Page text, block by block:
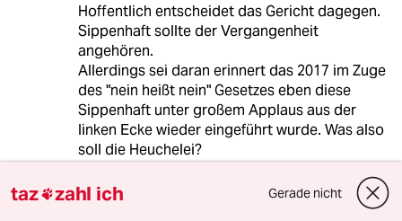
Hoffentlich entscheidet das Gericht dagegen.
Sippenhaft sollte der Vergangenheit
angehören.
Allerdings sei daran erinnert das 2017 im Zuge
des "nein heißt nein" Gesetzes eben diese
Sippenhaft unter großem Applaus aus der
linken Ecke wieder eingeführt wurde. Was also
soll die Heuchelei?
taz zahl ich Gerade nicht